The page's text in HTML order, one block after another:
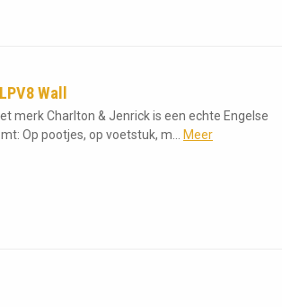
Wall
merk Charlton & Jenrick is een echte Engelse
Op pootjes, op voetstuk, m...
Meer